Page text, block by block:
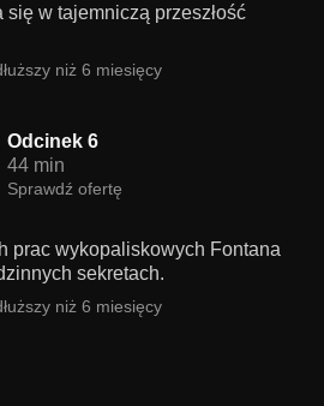
się w tajemniczą przeszłość
niż 6 miesięcy
Odcinek 6
44 min
Sprawdź ofertę
prac wykopaliskowych Fontana
sekretach.
niż 6 miesięcy